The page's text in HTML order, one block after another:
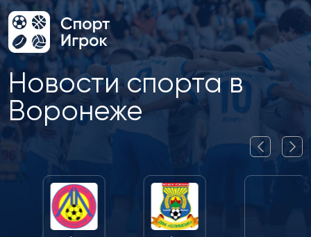
Новости спорта в
Воронеже